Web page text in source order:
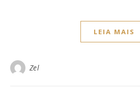
LEIA MAIS
Zel